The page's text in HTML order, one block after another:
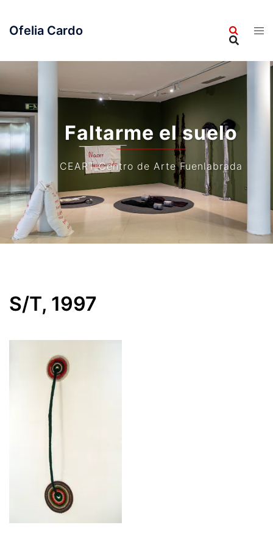
contenido
Ofelia Cardo
Faltarme el suelo
CEART_Centro de Arte Fuenlabrada
S/T, 1997